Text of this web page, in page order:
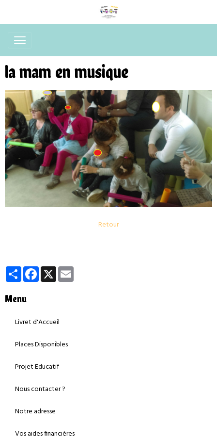
la mam en musique
Retour
PartagerFacebook
X
Menu
Livret d'Accueil
Places Disponibles
Projet Educatif
Nous contacter ?
Notre adresse
Vos aides financières